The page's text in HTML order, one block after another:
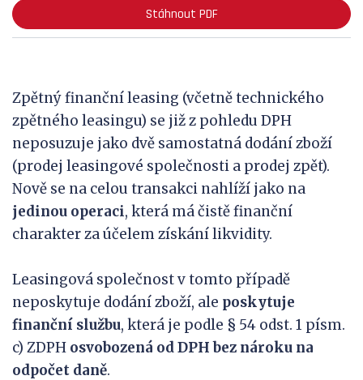
Stáhnout PDF
Zpětný finanční leasing (včetně technického
zpětného leasingu) se již z pohledu DPH
neposuzuje jako dvě samostatná dodání zboží
(prodej leasingové společnosti a prodej zpět).
Nově se na celou transakci nahlíží jako na
jedinou operaci, která má čistě finanční
charakter za účelem získání likvidity.
Leasingová společnost v tomto případě
neposkytuje dodání zboží, ale poskytuje
finanční službu, která je podle § 54 odst. 1 písm.
c) ZDPH osvobozená od DPH bez nároku na
odpočet daně.